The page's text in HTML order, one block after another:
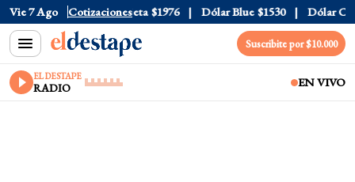
Vie 7 Ago Cotizaciones
$1520 Dólar Tarjeta $1976 Dólar Blue $1530 Dólar CCL
Suscribite por $10.000
EL DESTAPE
RADIO EN VIVO